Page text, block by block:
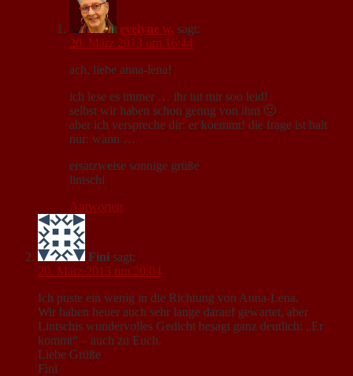
evelyne w. sagt:
20. März 2013 um 16:44
ach, liebe anna-lena!
ich lese es immer … ihr tut mir soo leid!
selbst wir haben schon genug von ihm 🙁
aber ich verspreche dir: er koemmt! die frage ist halt
nur: wann …
ersatzweise sonnige grüße
lintschi
Antworten
Fini sagt:
20. März 2013 um 20:04
Ich puste ein wenig in die Richtung von Anna-Lena.
Wir haben heuer auch sehr lange darauf gewartet, aber
Lintschis wundervolles Gedicht besagt ganz deutlich: „Er
kommt“ – auch zu Euch.
Liebe Grüße
Fini